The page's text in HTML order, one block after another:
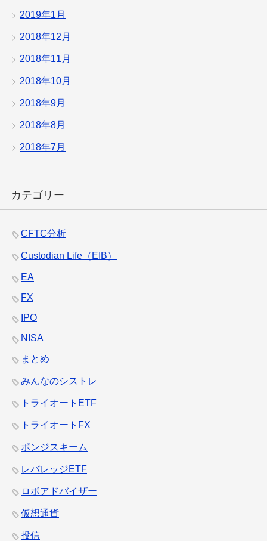
2019年1月
2018年12月
2018年11月
2018年10月
2018年9月
2018年8月
2018年7月
カテゴリー
CFTC分析
Custodian Life（EIB）
EA
FX
IPO
NISA
まとめ
みんなのシストレ
トライオートETF
トライオートFX
ポンジスキーム
レバレッジETF
ロボアドバイザー
仮想通貨
投信